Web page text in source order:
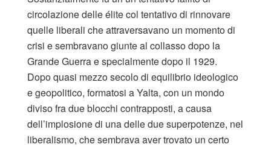
circolazione delle élite col tentativo di rinnovare
quelle liberali che attraversavano un momento di
crisi e sembravano giunte al collasso dopo la
Grande Guerra e specialmente dopo il 1929.
Dopo quasi mezzo secolo di equilibrio ideologico
e geopolitico, formatosi a Yalta, con un mondo
diviso fra due blocchi contrapposti, a causa
dell’implosione di una delle due superpotenze, nel
liberalismo, che sembrava aver trovato un certo